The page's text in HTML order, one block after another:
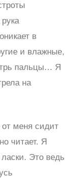
в
и влажные,
пальцы… Я
на
от меня сидит
читает. Я
Это ведь